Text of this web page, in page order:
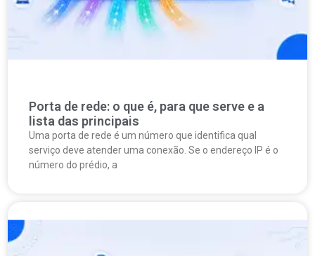
Porta de rede: o que é, para que serve e a
lista das principais
Uma porta de rede é um número que identifica qual
serviço deve atender uma conexão. Se o endereço IP é o
número do prédio, a